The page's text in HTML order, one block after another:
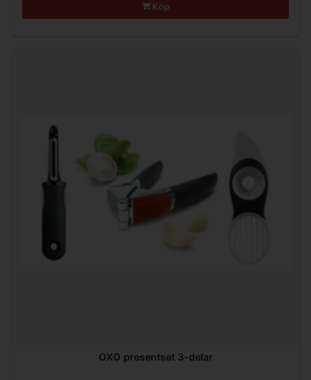
Köp
OXO presentset 3-delar